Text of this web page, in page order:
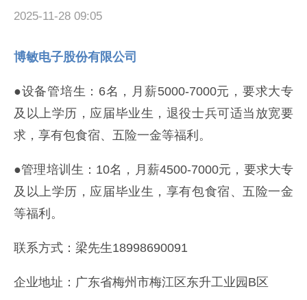
2025-11-28 09:05
博敏电子股份有限公司
●设备管培生：6名，月薪5000-7000元，要求大专
及以上学历，应届毕业生，退役士兵可适当放宽要
求，享有包食宿、五险一金等福利。
●管理培训生：10名，月薪4500-7000元，要求大专
及以上学历，应届毕业生，享有包食宿、五险一金
等福利。
联系方式：梁先生18998690091
企业地址：广东省梅州市梅江区东升工业园B区